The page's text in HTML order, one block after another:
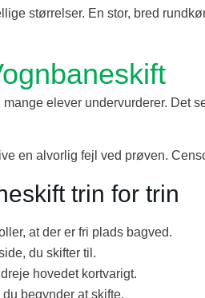
størrelser. En stor, bred
elever undervurderer. Det
en alvorlig fejl ved prøven.
trin for trin
at der er fri plads bagved.
du skifter til.
hovedet kortvarigt.
begynder at skifte.